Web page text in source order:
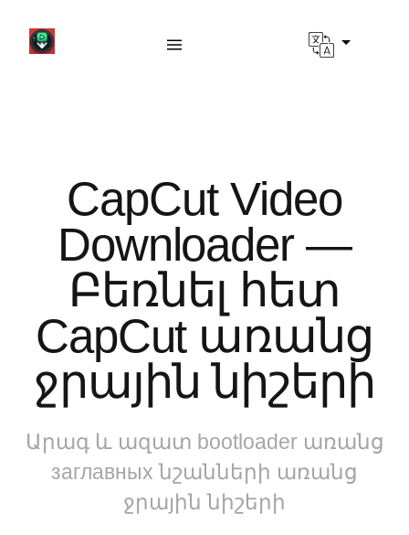
CapCut Video
Downloader —
Բեռնել հետ
CapCut առանց
ջրային նիշերի
Արագ և ազատ bootloader առանց
заглавных նշանների առանց
ջրային նիշերի